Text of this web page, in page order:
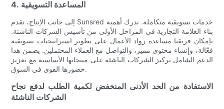
4. المساعدة التسويقية
إلى جانب الإنتاج، تقدم Sunsred خدمات تسويقية متكاملة. ندرك أهمية
بناء العلامة التجارية في المراحل الأولى من تأسيس الشركات الناشئة.
بإمكان فريقنا مساعدة رواد الأعمال على تطوير استراتيجيات تسويقية
فعّالة، وإنشاء محتوى مميز، والتواصل مع العملاء المحتملين. يضمن هذا
الدعم الشامل تركيز الشركات الناشئة على منتجاتها الأساسية مع تعزيز
حضورها القوي في السوق.
الاستفادة من الحد الأدنى المنخفض لكمية الطلب لدفع نجاح
الشركات الناشئة